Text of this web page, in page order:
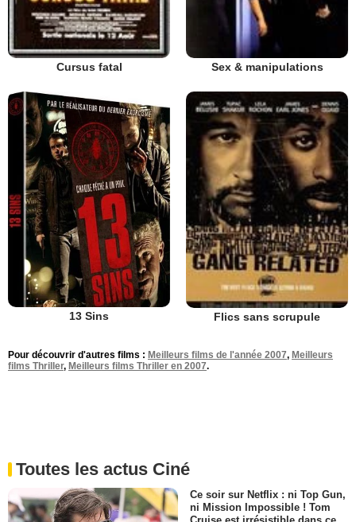
Cursus fatal Sex & manipulations
13 Sins Flics sans scrupule
Pour découvrir d'autres films : Meilleurs films de l'année 2007, Meilleurs
films Thriller, Meilleurs films Thriller en 2007.
Toutes les actus Ciné
Ce soir sur Netflix : ni Top Gun,
ni Mission Impossible ! Tom